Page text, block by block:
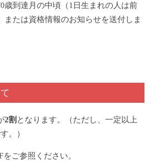
歳到達月の中頃（1日生まれの人は前
または資格情報のお知らせを送付しま
2割 となります。（ただし、一定以上
。）
ご参照ください。